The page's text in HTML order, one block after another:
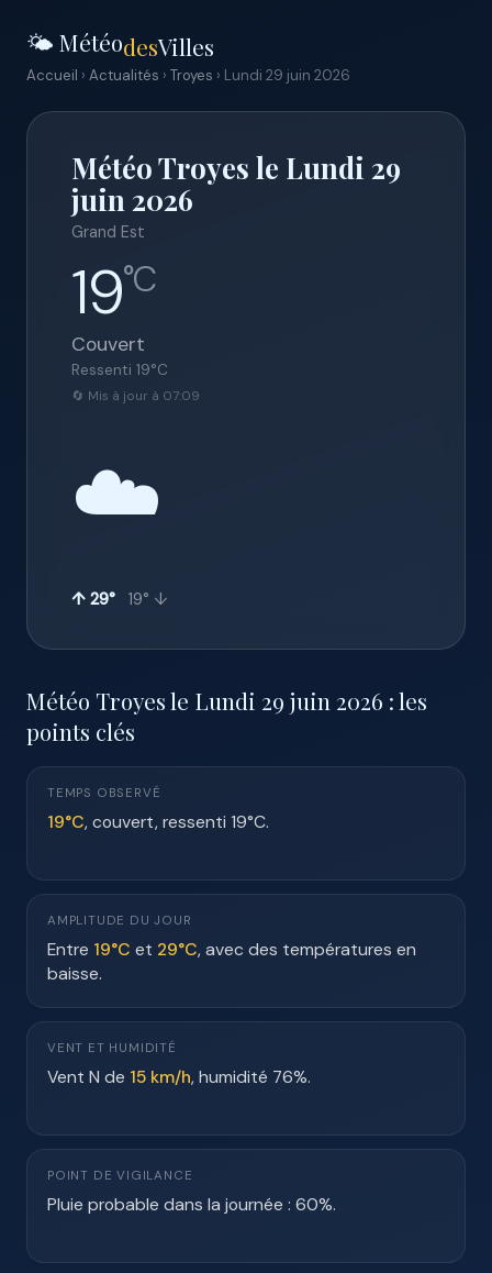
🌤️ MétéodesVilles
Accueil › Actualités › Troyes › Lundi 29 juin 2026
Météo Troyes le Lundi 29
juin 2026
Grand Est
19°C
Couvert
Ressenti 19°C
🔄 Mis à jour à 07:09
☁️
↑ 29° 19° ↓
Météo Troyes le Lundi 29 juin 2026 : les
points clés
TEMPS OBSERVÉ
19°C, couvert, ressenti 19°C.
AMPLITUDE DU JOUR
Entre 19°C et 29°C, avec des températures en
baisse.
VENT ET HUMIDITÉ
Vent N de 15 km/h, humidité 76%.
POINT DE VIGILANCE
Pluie probable dans la journée : 60%.